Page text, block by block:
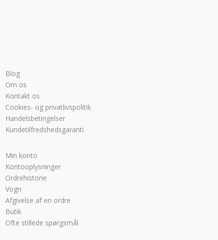
Blog
Om os
Kontakt os
Cookies- og privatlivspolitik
Handelsbetingelser
Kundetilfredshedsgaranti
Min konto
Kontooplysninger
Ordrehistorie
Vogn
Afgivelse af en ordre
Butik
Ofte stillede spørgsmål